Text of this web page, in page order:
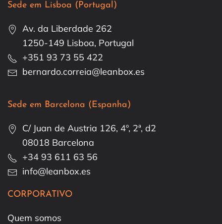
Sede em Lisboa (Portugal)
Av. da Liberdade 262
1250-149 Lisboa, Portugal
+351 93 73 55 422
bernardo.correia@leanbox.es
Sede em Barcelona (Espanha)
C/ Juan de Austria 126, 4º, 2ª, d2
08018 Barcelona
+34 93 611 63 56
info@leanbox.es
CORPORATIVO
Quem somos